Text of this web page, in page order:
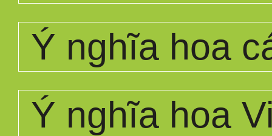
Ý nghĩa hoa
Ý nghĩa hoa